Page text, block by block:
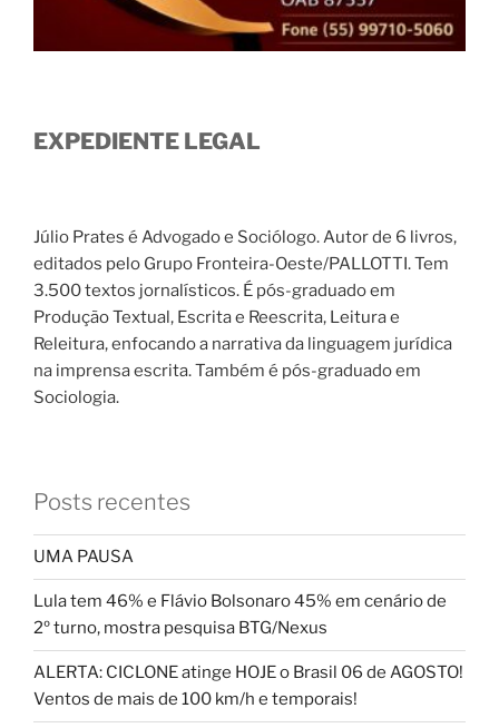
EXPEDIENTE LEGAL
Júlio Prates é Advogado e Sociólogo. Autor de 6 livros,
editados pelo Grupo Fronteira-Oeste/PALLOTTI. Tem
3.500 textos jornalísticos. É pós-graduado em
Produção Textual, Escrita e Reescrita, Leitura e
Releitura, enfocando a narrativa da linguagem jurídica
na imprensa escrita. Também é pós-graduado em
Sociologia.
Posts recentes
UMA PAUSA
Lula tem 46% e Flávio Bolsonaro 45% em cenário de
2º turno, mostra pesquisa BTG/Nexus
ALERTA: CICLONE atinge HOJE o Brasil 06 de AGOSTO!
Ventos de mais de 100 km/h e temporais!